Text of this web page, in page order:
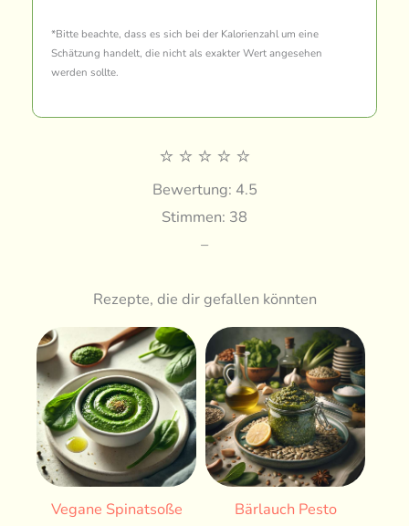
*Bitte beachte, dass es sich bei der Kalorienzahl um eine
Schätzung handelt, die nicht als exakter Wert angesehen
werden sollte.
⭐ ⭐ ⭐ ⭐ ⭐
Bewertung: 4.5
Stimmen: 38
–
Rezepte, die dir gefallen könnten
Vegane Spinatsoße Bärlauch Pesto